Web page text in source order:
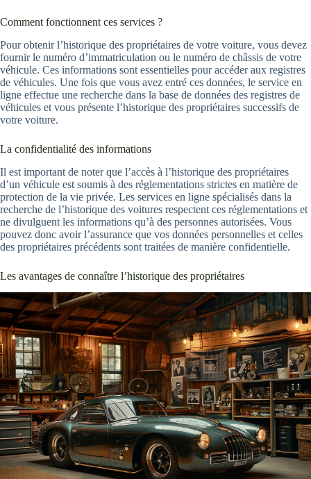
Comment fonctionnent ces services ?
Pour obtenir l’historique des propriétaires de votre voiture, vous devez
fournir le numéro d’immatriculation ou le numéro de châssis de votre
véhicule. Ces informations sont essentielles pour accéder aux registres
de véhicules. Une fois que vous avez entré ces données, le service en
ligne effectue une recherche dans la base de données des registres de
véhicules et vous présente l’historique des propriétaires successifs de
votre voiture.
La confidentialité des informations
Il est important de noter que l’accès à l’historique des propriétaires
d’un véhicule est soumis à des réglementations strictes en matière de
protection de la vie privée. Les services en ligne spécialisés dans la
recherche de l’historique des voitures respectent ces réglementations et
ne divulguent les informations qu’à des personnes autorisées. Vous
pouvez donc avoir l’assurance que vos données personnelles et celles
des propriétaires précédents sont traitées de manière confidentielle.
Les avantages de connaître l’historique des propriétaires